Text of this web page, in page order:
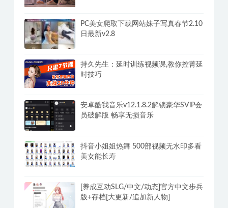
PC美女爬取下载网站妹子写真春节2.10
日最新v2.8
持久先生：延时训练视频课,教你控菁延
时技巧
安卓酷我音乐v12.1.8.2解锁豪华SViP会
员破解版 畅享无损音乐
抖音小姐姐热舞 500部视频无水印多看
美女能长寿
[养成互动SLG/中文/动态]官方中文步兵
版+存档[大更新/追加新人物]